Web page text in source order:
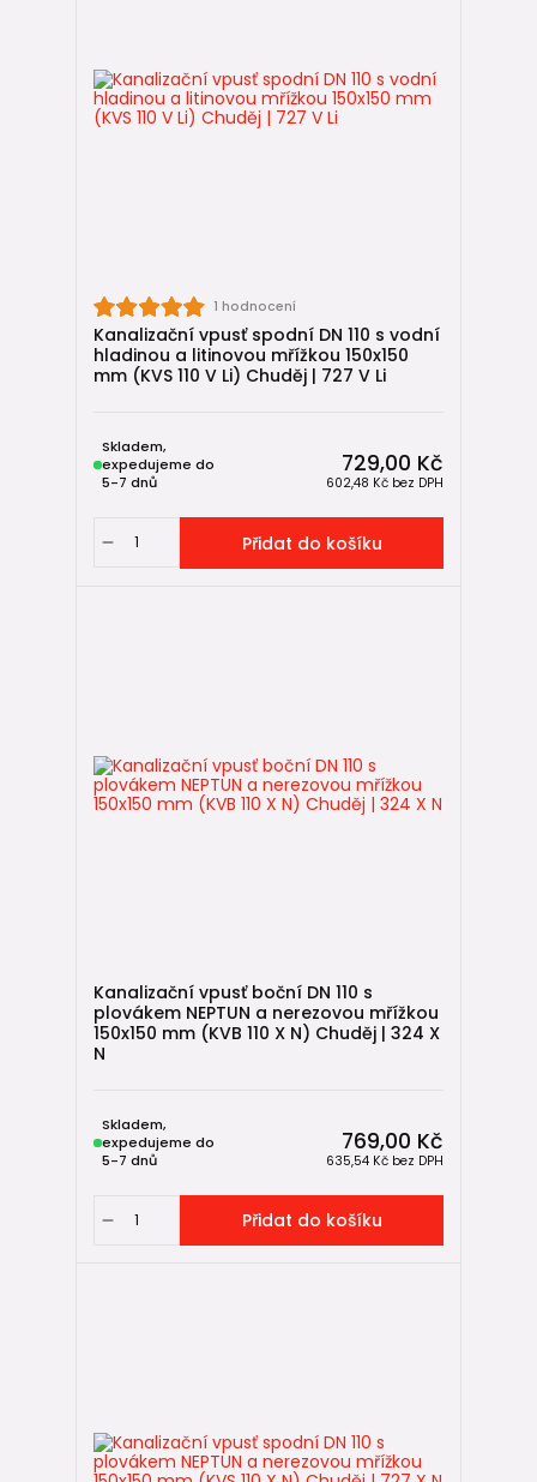
1 hodnocení
Kanalizační vpusť spodní DN 110 s vodní
hladinou a litinovou mřížkou 150x150
mm (KVS 110 V Li) Chuděj | 727 V Li
729,00 Kč
602,48 Kč bez DPH
Skladem,
expedujeme do
5-7 dnů
Přidat do košíku
Kanalizační vpusť boční DN 110 s
plovákem NEPTUN a nerezovou mřížkou
150x150 mm (KVB 110 X N) Chuděj | 324 X
N
769,00 Kč
635,54 Kč bez DPH
Skladem,
expedujeme do
5-7 dnů
Přidat do košíku